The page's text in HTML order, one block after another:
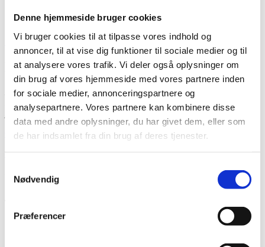
Denne hjemmeside bruger cookies
Vi bruger cookies til at tilpasse vores indhold og
annoncer, til at vise dig funktioner til sociale medier og til
at analysere vores trafik. Vi deler også oplysninger om
din brug af vores hjemmeside med vores partnere inden
for sociale medier, annonceringspartnere og
analysepartnere. Vores partnere kan kombinere disse
data med andre oplysninger, du har givet dem, eller som
de har indsamlet fra din brug af deres tjenester.
Nødvendig
Præferencer
løsninger vi kan tilbyde
KONTAKT OS
Etch A/S
Etch A/S leverer industrielle løsninger i
metallisk tyndplade i seriestørrelser fra
prototyper og 0-serier til produktionskvantiteter.
Cookiespolitik
Salgs- og leveringsbetingelser
Ring til os